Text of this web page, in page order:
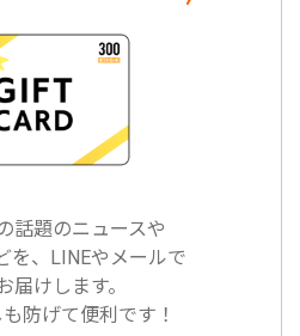
話題のニュースや
を、LINEやメールで
届けします。
防げて便利です！